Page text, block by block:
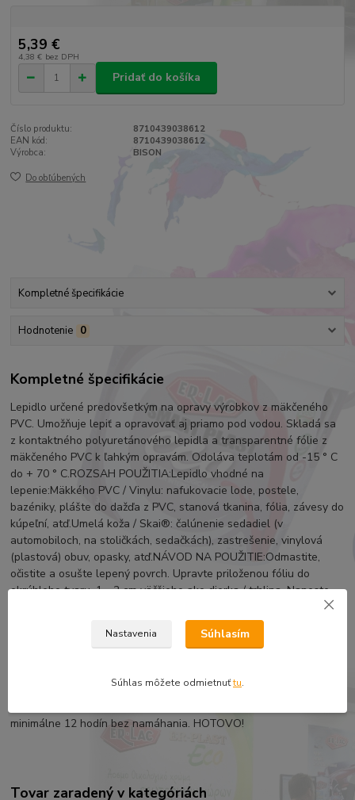
5,39 €
4,38 € bez DPH
Pridať do košíka
Číslo produktu:
8710439038612
EAN kód:
8710439038612
Výrobca:
BISON
Do obľúbených
Kompletné špecifikácie
Hodnotenie 0
Kompletné špecifikácie
Lepidlo určené predovšetkým na opravy výrobkov z mäkčeného
PVC. Umožňuje lepiť a opravovať aj priamo pod vodou. Skladá sa
z kontaktného polyuretánového lepidla a transparentné fólie z
mäkčeného PVC k ľahkým opravám. Odoláva teplotám od -15 ° C
do + 70 ° C.ROZSAH POUŽITIA:Lepidlo vhodné na
lepenie:Mäkkého PVC / Vinylu: nafukovacie lode, postele,
bazéniky, plášte do dažďa z PVC, stanová tkanina, fólia, závesy do
kúpeľní, atď.Umelá koža / Skai®: čalúnenie sedadiel (v
automobiloch, na stoličkách, sedačkách), zastrešenie, vinylová
(plastová) obuv, opasky, atď.NÁVOD NA POUŽITIE:Odmastite,
očistite a osušte lepený povrch. Upravte priloženou fóliu do
okrúhleho tvaru, 1 - 2 cm väčšieho ako dierka / trhlina. Naneste
tenkú vrstvu lepidla na oba povrchy, nechajte schnúť cca 5 - 10
minút a pevne stlačte dohromady po dobu niekoľkých
sekúnd.Nafukovacie predmety: Čakajte najmenej 6 hodín (pri + 20
lepidlo na záplatu. Ihneď ponorte do vody a priložte na
minimálne 12 hodín bez namáhania. HOTOVO!
Tovar zaradený v kategóriách
Nastavenia Súhlasím
Súhlas môžete odmietnuťtu.